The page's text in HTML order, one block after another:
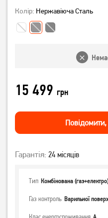
Колір: Нержавіюча Сталь
15 499 грн
Повiдомити,
Гарантія: 24 місяців
Тип Комбінована (газ+електро)
Газ контроль Варильної